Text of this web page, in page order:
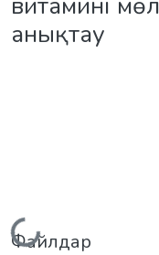
анықтау
Жүктеу...
Файлдар